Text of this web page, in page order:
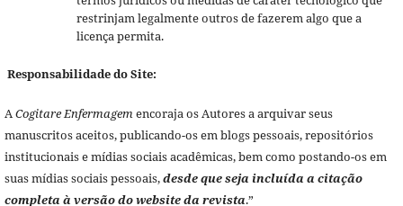
restrinjam legalmente outros de fazerem algo que a
licença permita.
Responsabilidade do Site:
ACogitare Enfermagemencoraja os Autores a arquivar seus
manuscritos aceitos, publicando-os em blogs pessoais, repositórios
institucionais e mídias sociais acadêmicas, bem como postando-os em
suas mídias sociais pessoais,desde que seja incluída a citação
completa à versão do website da revista.”